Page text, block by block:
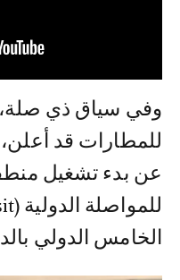
وفي سياق ذي
للمطارات قد
عن بدء تشغيل
الخامس الدولي